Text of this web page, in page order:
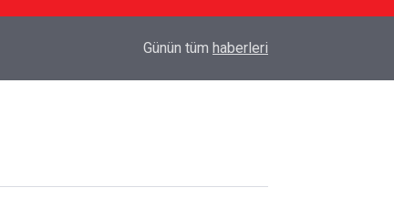
"Diplomalı cahiller" tartışması büyüyor: Liyakat
Günün tüm haberleri